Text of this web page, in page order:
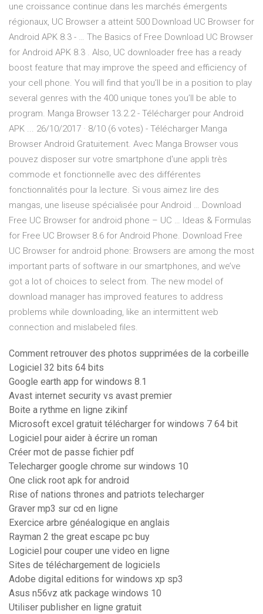
une croissance continue dans les marchés émergents
régionaux, UC Browser a atteint 500 Download UC Browser for
Android APK 8.3 - … The Basics of Free Download UC Browser
for Android APK 8.3 . Also, UC downloader free has a ready
boost feature that may improve the speed and efficiency of
your cell phone. You will find that you’ll be in a position to play
several genres with the 400 unique tones you’ll be able to
program. Manga Browser 13.2.2 - Télécharger pour Android
APK ... 26/10/2017 · 8/10 (6 votes) - Télécharger Manga
Browser Android Gratuitement. Avec Manga Browser vous
pouvez disposer sur votre smartphone d'une appli très
commode et fonctionnelle avec des différentes
fonctionnalités pour la lecture. Si vous aimez lire des
mangas, une liseuse spécialisée pour Android … Download
Free UC Browser for android phone – UC … Ideas & Formulas
for Free UC Browser 8.6 for Android Phone. Download Free
UC Browser for android phone: Browsers are among the most
important parts of software in our smartphones, and we’ve
got a lot of choices to select from. The new model of
download manager has improved features to address
problems while downloading, like an intermittent web
connection and mislabeled files.
Comment retrouver des photos supprimées de la corbeille
Logiciel 32 bits 64 bits
Google earth app for windows 8.1
Avast internet security vs avast premier
Boite a rythme en ligne zikinf
Microsoft excel gratuit télécharger for windows 7 64 bit
Logiciel pour aider à écrire un roman
Créer mot de passe fichier pdf
Telecharger google chrome sur windows 10
One click root apk for android
Rise of nations thrones and patriots telecharger
Graver mp3 sur cd en ligne
Exercice arbre généalogique en anglais
Rayman 2 the great escape pc buy
Logiciel pour couper une video en ligne
Sites de téléchargement de logiciels
Adobe digital editions for windows xp sp3
Asus n56vz atk package windows 10
Utiliser publisher en ligne gratuit